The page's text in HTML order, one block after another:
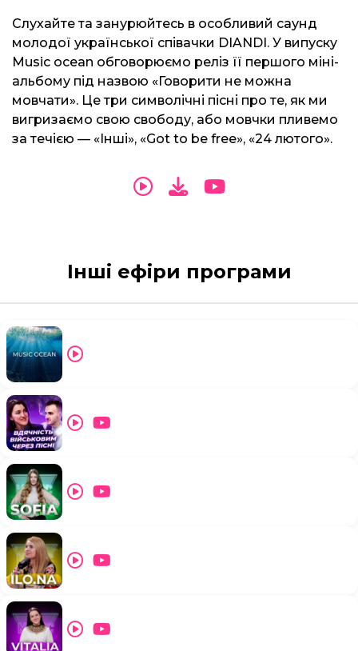
Слухайте та занурюйтесь в особливий саунд
молодої української співачки DIANDI. У випуску
Music ocean обговорюємо реліз її першого міні-
альбому під назвою «Говорити не можна
мовчати». Це три символічні пісні про те, як ми
вигризаємо свою свободу, або мовчки пливемо
за течією — «Інші», «Got to be free», «24 лютого».
Інші ефіри програми